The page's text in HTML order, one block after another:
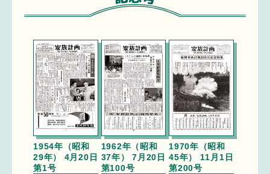
1954年（昭和
29年） 4月20日
第1号
1962年（昭和
37年） 7月20日
第100号
1970年（昭和
45年） 11月1日
第200号